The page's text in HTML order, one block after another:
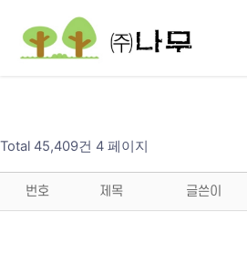
Total 45,409건 4 페이지
번호 제목 글쓴이